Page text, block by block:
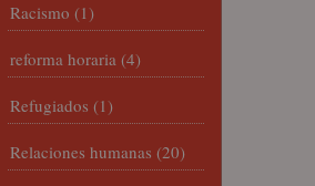
Racismo (1)
reforma horaria (4)
Refugiados (1)
Relaciones humanas (20)